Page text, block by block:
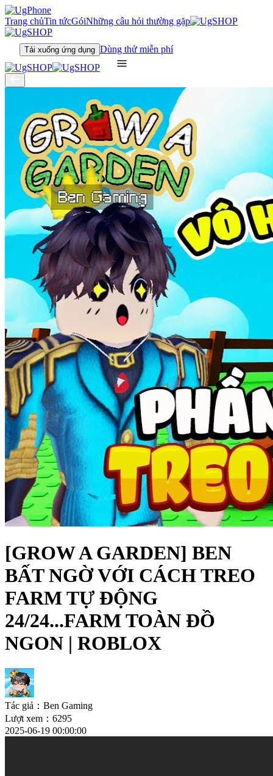
Trang chủTin tứcGóiNhững câu hỏi thường gặp
Tải xuống ứng dụng Dùng thử miễn phí
[GROW A GARDEN] BEN
BẤT NGỜ VỚI CÁCH TREO
FARM TỰ ĐỘNG
24/24...FARM TOÀN ĐỒ
NGON | ROBLOX
Tác giả：Ben Gaming
Lượt xem：6295
2025-06-19 00:00:00